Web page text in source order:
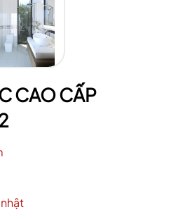
CAO CẤP